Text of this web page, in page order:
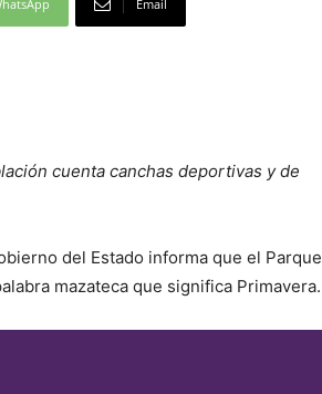
Email
cuenta canchas deportivas y de
del Estado informa que el Parque
mazateca que significa Primavera.